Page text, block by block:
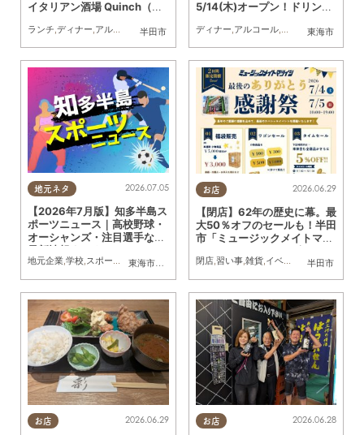
半田市
イタリアン酒場 Quinch（ク
ランチ,ディナー,アルコール ,行ってみたレポ,夫婦,カップル,おひとりさま東海市
5/14(木)オープン！ドリン
飲みにも◎
ディナー,アルコール,開店 夫婦,おひとり
地元ネタ
東海市
,大府市 知多市,東浦町,阿久比町,半田市,常滑市
2026.07.05
【2026年7月版】知多半島ス
ポーツニュース｜高校野球・
オーシャンズ・注目選手など
最新情報まとめ
地元企業 学校 スポーツ 家族,おひとりさま,友人,トレンド
お店
半田市
2026.06.29
【閉店】62年の歴史に幕。最
大50％オフのセールも！半田
市「ミュージックメイトマツ
閉店,習い事,雑貨,イベント 家族,おひとり
お店 2026.06.29 お店 2026.06.28